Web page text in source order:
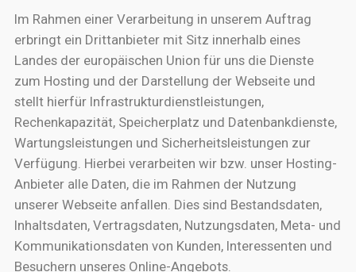
Im Rahmen einer Verarbeitung in unserem Auftrag
erbringt ein Drittanbieter mit Sitz innerhalb eines
Landes der europäischen Union für uns die Dienste
zum Hosting und der Darstellung der Webseite und
stellt hierfür Infrastrukturdienstleistungen,
Rechenkapazität, Speicherplatz und Datenbankdienste,
Wartungsleistungen und Sicherheitsleistungen zur
Verfügung. Hierbei verarbeiten wir bzw. unser Hosting-
Anbieter alle Daten, die im Rahmen der Nutzung
unserer Webseite anfallen. Dies sind Bestandsdaten,
Inhaltsdaten, Vertragsdaten, Nutzungsdaten, Meta- und
Kommunikationsdaten von Kunden, Interessenten und
Besuchern unseres Online-Angebots.